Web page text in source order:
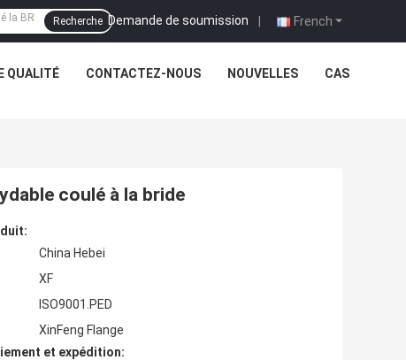
French
Demande de soumission |
Recherche
QUALITÉ CONTACTEZ-NOUS NOUVELLES CAS
coulé à la bride
China Hebei
XF
ISO9001.PED
XinFeng Flange
et expédition: